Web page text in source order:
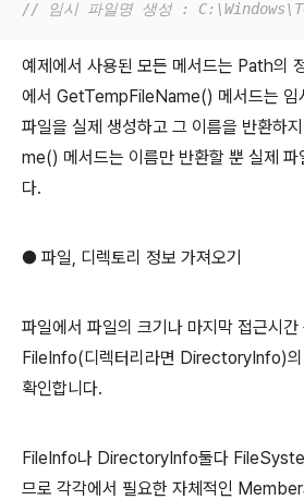
// 임시 파일명 생성 :
예제에서 사용된 모든 메서드는 Path의
에서 GetTempFileName() 메서드는 임
파일을 실제 생성하고 그 이름을 반환하
me() 메서드는 이름만 반환할 뿐 실제 파
다.
● 파일, 디렉토리 정보 가져오기
파일에서 파일의 크기나 마지막 접근시
FileInfo(디렉터리라면 DirectoryInfo)의
확인합니다.
FileInfo나 DirectoryInfo둘다
므로 각각에서 필요한 자체적인